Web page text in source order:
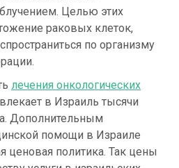
Целью этих
раковых клеток,
по организму
лечения онкологических
в Израиль тысячи
Дополнительным
помощи в Израиле
ценовая политика. Так цены